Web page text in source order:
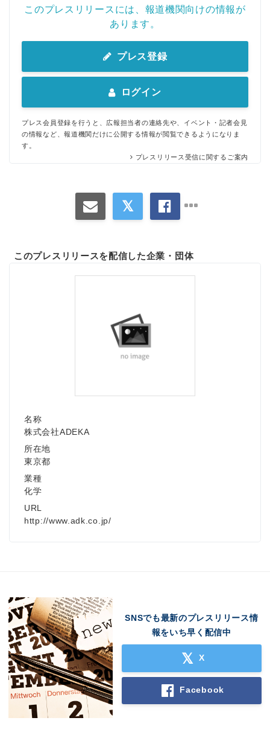
このプレスリリースには、報道機関向けの情報が
あります。
プレス登録
ログイン
プレス会員登録を行うと、広報担当者の連絡先や、イベント・記者会見
の情報など、報道機関だけに公開する情報が閲覧できるようになりま
す。
プレスリリース受信に関するご案内
このプレスリリースを配信した企業・団体
名称
株式会社ADEKA
所在地
東京都
業種
化学
URL
http://www.adk.co.jp/
SNSでも最新のプレスリリース情
報をいち早く配信中
X
Facebook